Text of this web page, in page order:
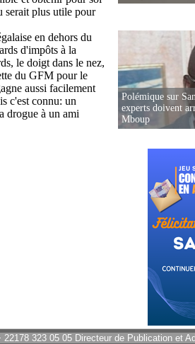
Polémique sur
experts doivent
Mboup
323 05 05 Directeur de Publication et